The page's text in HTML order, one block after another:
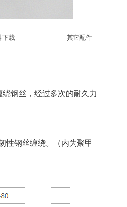
下载 其它配件
钢丝，经过多次的耐久力
性钢丝缠绕。（内为聚甲